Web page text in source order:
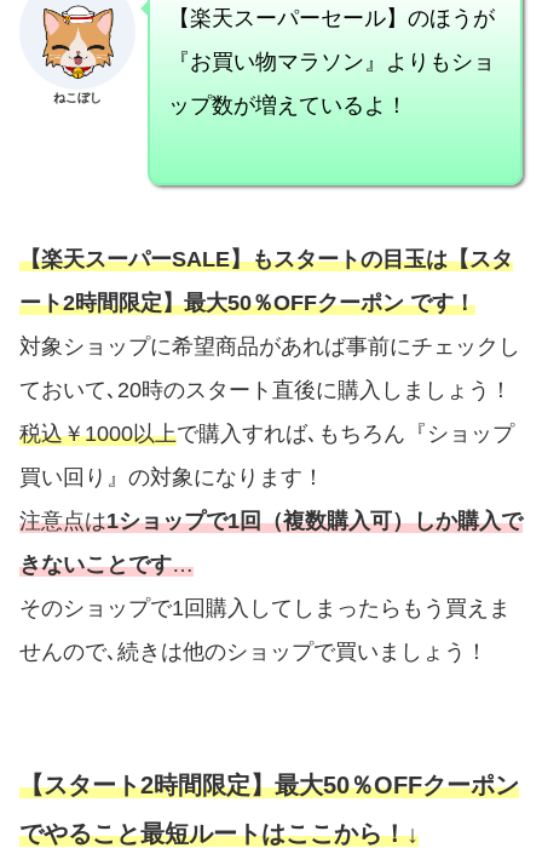
ねこぼし
【楽天スーパーセール】のほうが
『お買い物マラソン』よりもショ
ップ数が増えているよ！
【楽天スーパーSALE】もスタートの目玉は【スタ
ート2時間限定】最大50％OFFクーポンです！
対象ショップに希望商品があれば事前にチェックし
ておいて､20時のスタート直後に購入しましょう！
税込￥1000以上で購入すれば､もちろん『ショップ
買い回り』の対象になります！
注意点は1ショップで1回（複数購入可）しか購入で
きないことです…
そのショップで1回購入してしまったらもう買えま
せんので､続きは他のショップで買いましょう！
【スタート2時間限定】最大50％OFFクーポン
でやること最短ルートはここから！↓